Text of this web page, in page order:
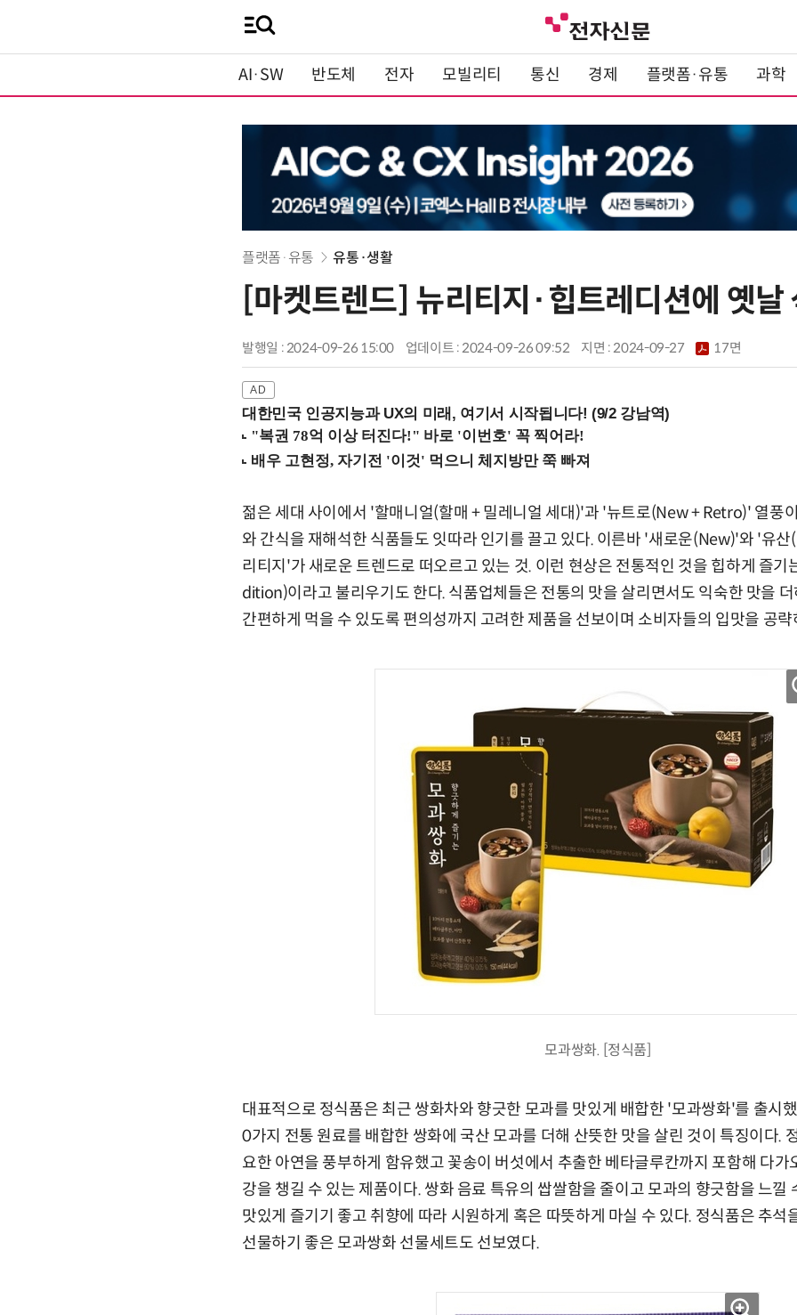
AI·SW 반도체 전자 모빌리티 통신 경제 플랫폼·유통 과학
플랫폼·유통 유통·생활
[마켓트렌드] 뉴리티지·힙트레디션에 옛날
발행일 : 2024-09-26 15:00 업데이트 : 2024-09-26 09:52 지면 :2024-09-27 17면
대한민국 인공지능과 UX의 미래, 여기서 시작됩니다! (9/2 강남역)
젊은 세대 사이에서 '할매니얼(할매 + 밀레니얼 세대)'과 '뉴트로(New + Retro)' 열풍
와 간식을 재해석한 식품들도 잇따라 인기를 끌고 있다. 이른바 '새로운(New)'와 '유
리티지'가 새로운 트렌드로 떠오르고 있는 것. 이런 현상은 전통적인 것을 힙하게 즐
dition)이라고 불리우기도 한다. 식품업체들은 전통의 맛을 살리면서도 익숙한 맛을
간편하게 먹을 수 있도록 편의성까지 고려한 제품을 선보이며 소비자들의 입맛을 공략
모과쌍화. [정식품]
대표적으로 정식품은 최근 쌍화차와 향긋한 모과를 맛있게 배합한 '모과쌍화'를 출시
0가지 전통 원료를 배합한 쌍화에 국산 모과를 더해 산뜻한 맛을 살린 것이 특징이다.
요한 아연을 풍부하게 함유했고 꽃송이 버섯에서 추출한 베타글루칸까지 포함해 다가
강을 챙길 수 있는 제품이다. 쌍화 음료 특유의 쌉쌀함을 줄이고 모과의 향긋함을 느낄
맛있게 즐기기 좋고 취향에 따라 시원하게 혹은 따뜻하게 마실 수 있다. 정식품은 추석
선물하기 좋은 모과쌍화 선물세트도 선보였다.